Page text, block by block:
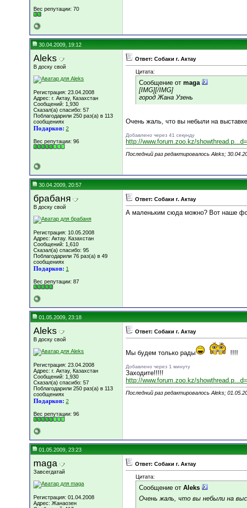
Вес репутации: 70
30.04.2009, 19:12
Aleks
В доску свой
Регистрация: 23.04.2008
Адрес: г. Актау, Казахстан
Сообщений: 1,930
Сказал(а) спасибо: 57
Поблагодарили 250 раз(а) в 113
сообщениях
Подарков: 2
Вес репутации: 96
Ответ: Собаки г. Актау
Цитата:
Сообщение от maga
[IMG][/IMG]
город Жана Узень
Очень жаль, что вы небыли на
Добавлено через 41 секунду
http://www.forum.zoo.kz/
Последний раз редактировалось Aleks;
30.04.2009, 20:57
брабаня
В доску свой
Регистрация: 10.05.2008
Адрес: Актау. Казахстан
Сообщений: 1,610
Сказал(а) спасибо: 95
Поблагодарили 76 раз(а) в 49
сообщениях
Подарков: 1
Вес репутации: 87
Ответ: Собаки г. Актау
А маленьким сюда можно? Вот наше
01.05.2009, 23:18
Aleks
В доску свой
Регистрация: 23.04.2008
Адрес: г. Актау, Казахстан
Сообщений: 1,930
Сказал(а) спасибо: 57
Поблагодарили 250 раз(а) в 113
сообщениях
Подарков: 2
Вес репутации: 96
Ответ: Собаки г. Актау
Мы будем только рады !!!!
Добавлено через 1 минуту
Заходите!!!!!
http://www.forum.zoo.kz/
Последний раз редактировалось Aleks;
01.05.2009, 23:23
maga
Завсегдатай
Регистрация: 01.04.2008
Адрес: Жанаозен
Ответ: Собаки г. Актау
Цитата:
Сообщение от Aleks
Очень жаль, что вы небыли на